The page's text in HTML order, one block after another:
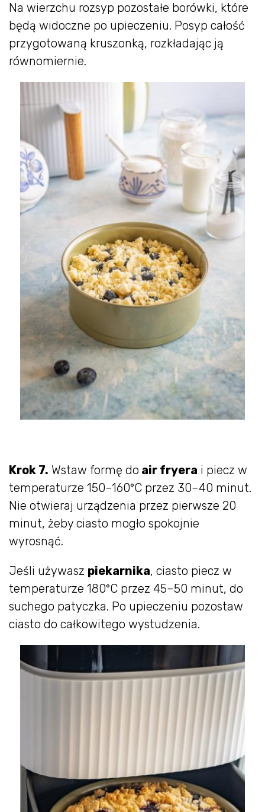
Na wierzchu rozsyp pozostałe borówki, które
będą widoczne po upieczeniu. Posyp całość
przygotowaną kruszonką, rozkładając ją
równomiernie.
Krok 7. Wstaw formę do air fryera i piecz w
temperaturze 150–160°C przez 30–40 minut.
Nie otwieraj urządzenia przez pierwsze 20
minut, żeby ciasto mogło spokojnie
wyrosnąć.
Jeśli używasz piekarnika, ciasto piecz w
temperaturze 180°C przez 45–50 minut, do
suchego patyczka. Po upieczeniu pozostaw
ciasto do całkowitego wystudzenia.